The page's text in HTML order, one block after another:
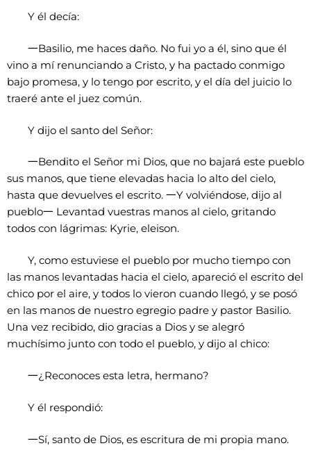
Y él decía:
一Basilio, me haces daño. No fui yo a él, sino que él
vino a mí renunciando a Cristo, y ha pactado conmigo
bajo promesa, y lo tengo por escrito, y el día del juicio lo
traeré ante el juez común.
Y dijo el santo del Señor:
一Bendito el Señor mi Dios, que no bajará este pueblo
sus manos, que tiene elevadas hacia lo alto del cielo,
hasta que devuelves el escrito. 一Y volviéndose, dijo al
pueblo一 Levantad vuestras manos al cielo, gritando
todos con lágrimas: Kyrie, eleison.
Y, como estuviese el pueblo por mucho tiempo con
las manos levantadas hacia el cielo, apareció el escrito del
chico por el aire, y todos lo vieron cuando llegó, y se posó
en las manos de nuestro egregio padre y pastor Basilio.
Una vez recibido, dio gracias a Dios y se alegró
muchísimo junto con todo el pueblo, y dijo al chico:
一¿Reconoces esta letra, hermano?
Y él respondió:
一Sí, santo de Dios, es escritura de mi propia mano.